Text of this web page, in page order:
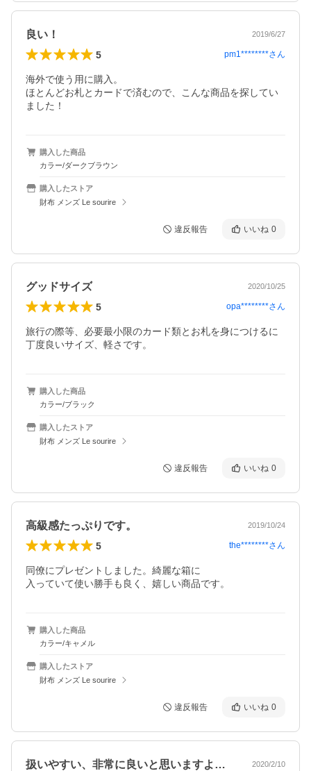
良い！ 2019/6/27
5 pm1********さん
海外で使う用に購入。
ほとんどお札とカードで済むので、こんな商品を探してい
ました！
購入した商品
カラー/ダークブラウン
購入したストア
財布 メンズ Le sourire
違反報告 いいね 0
グッドサイズ 2020/10/25
5 opa********さん
旅行の際等、必要最小限のカード類とお札を身につけるに
丁度良いサイズ、軽さです。
購入した商品
カラー/ブラック
購入したストア
財布 メンズ Le sourire
違反報告 いいね 0
高級感たっぷりです。 2019/10/24
5 the********さん
同僚にプレゼントしました。綺麗な箱に
入っていて使い勝手も良く、嬉しい商品です。
購入した商品
カラー/キャメル
購入したストア
財布 メンズ Le sourire
違反報告 いいね 0
扱いやすい、非常に良いと思いますよろし… 2020/2/10